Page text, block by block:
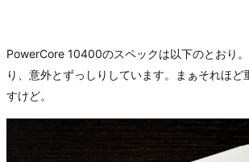
PowerCore 10400のスペックは以下のとおり
り、意外とずっしりしています。まぁそれほど
すけど。